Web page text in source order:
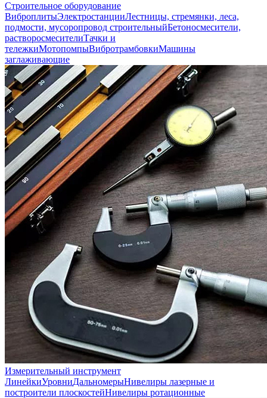
Строительное оборудование
ВиброплитыЭлектростанцииЛестницы, стремянки, леса,
подмости, мусоропровод строительныйБетоносмесители,
растворосмесителиТачки и
тележкиМотопомпыВибротрамбовкиМашины
заглаживающие
Измерительный инструмент
ЛинейкиУровниДальномерыНивелиры лазерные и
построители плоскостейНивелиры ротационные